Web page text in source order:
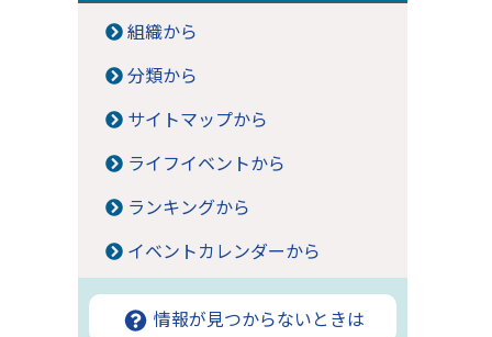
組織から
分類から
サイトマップから
ライフイベントから
ランキングから
イベントカレンダーから
情報が見つからないときは